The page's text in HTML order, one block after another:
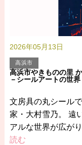
2026年05月13日
高浜市
高浜市やきものの里
－シールアートの世界
文房具の丸シール
家・大村雪乃。 遠
アルな世界が広が
読む